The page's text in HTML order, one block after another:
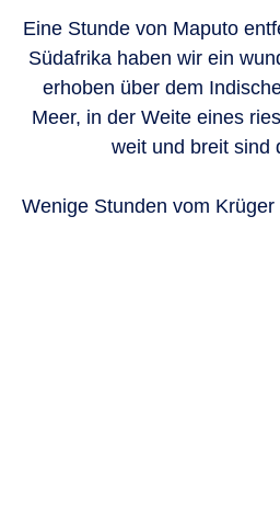
Eine Stunde von Maputo
Südafrika haben wir ein
erhoben über dem
Meer, in der Weite eines
weit und breit sind
Wenige Stunden vom